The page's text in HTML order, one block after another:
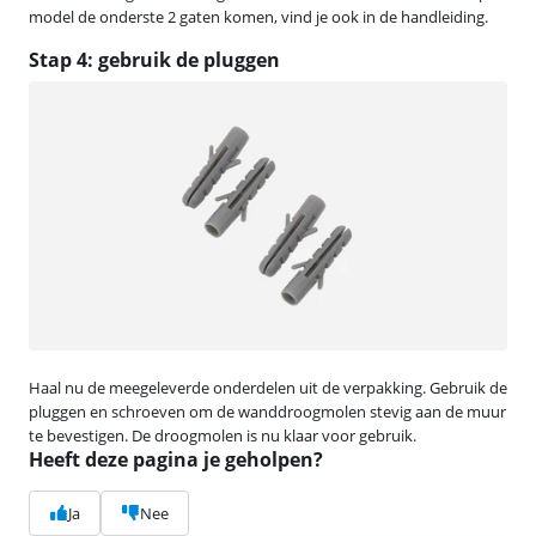
model de onderste 2 gaten komen, vind je ook in de handleiding.
Stap 4: gebruik de pluggen
Haal nu de meegeleverde onderdelen uit de verpakking. Gebruik de
pluggen en schroeven om de wanddroogmolen stevig aan de muur
te bevestigen. De droogmolen is nu klaar voor gebruik.
Heeft deze pagina je geholpen?
Ja Nee